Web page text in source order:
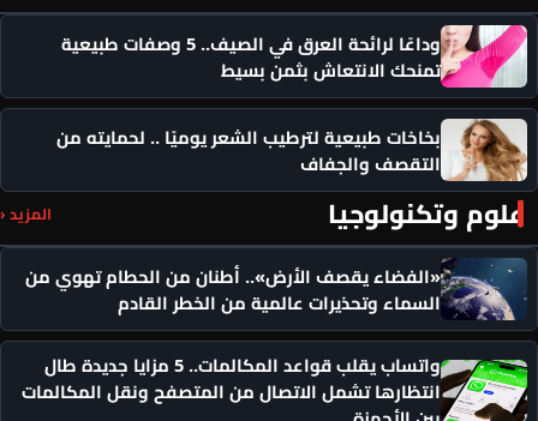
وداعًا لرائحة العرق في الصيف.. 5 وصفات طبيعية
تمنحك الانتعاش بثمن بسيط
بخاخات طبيعية لترطيب الشعر يوميًا .. لحمايته من
التقصف والجفاف
علوم وتكنولوجيا المزيد ‹
«الفضاء يقصف الأرض».. أطنان من الحطام تهوي من
السماء وتحذيرات عالمية من الخطر القادم
واتساب يقلب قواعد المكالمات.. 5 مزايا جديدة طال
انتظارها تشمل الاتصال من المتصفح ونقل المكالمات